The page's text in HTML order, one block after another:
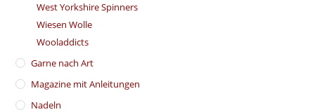
West Yorkshire Spinners
Wiesen Wolle
Wooladdicts
Garne nach Art
Magazine mit Anleitungen
Nadeln